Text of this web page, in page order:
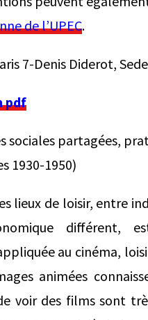
de l’UPEC.
7-Denis Diderot,
pdf
sociales partagées,
1930-1950)
lieux de loisir, entre
au cinéma,
animées
voir des films sont